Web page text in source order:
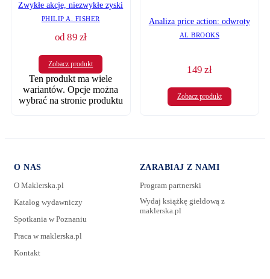
Zwykłe akcje, niezwykłe zyski
PHILIP A. FISHER
od89 zł
Zobacz produkt
Ten produkt ma wiele
wariantów. Opcje można
wybrać na stronie produktu
Analiza price action: odwroty
AL BROOKS
149zł
Zobacz produkt
O NAS
O Maklerska.pl
Katalog wydawniczy
Spotkania w Poznaniu
Praca w maklerska.pl
Kontakt
ZARABIAJ Z NAMI
Program partnerski
Wydaj książkę giełdową z
maklerska.pl